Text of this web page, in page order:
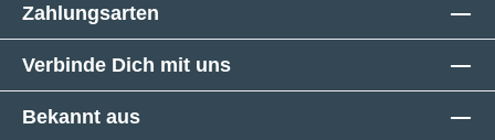
Zahlungsarten
Verbinde Dich mit uns
Bekannt aus